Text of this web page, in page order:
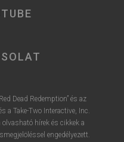
Dead Redemption” és az
a Take-Two Interactive, Inc.
hírek és cikkek a
engedélyezett.